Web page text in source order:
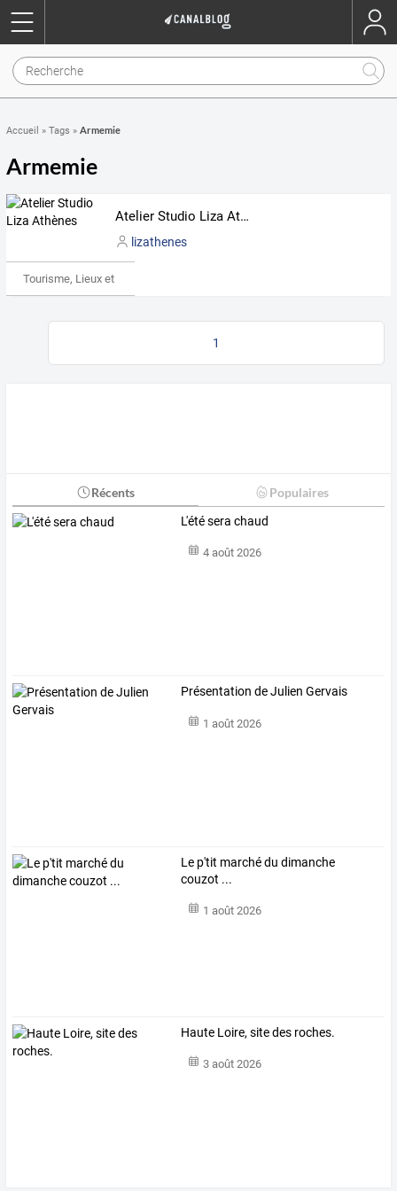
Accueil » Tags » Armemie
Armemie
Atelier Studio Liza Athènes
lizathenes
Tourisme, Lieux et Événements
1
Récents Populaires
L'été sera chaud
4 août 2026
Présentation de Julien Gervais
1 août 2026
Le p'tit marché du dimanche
couzot ...
1 août 2026
Haute Loire, site des roches.
3 août 2026